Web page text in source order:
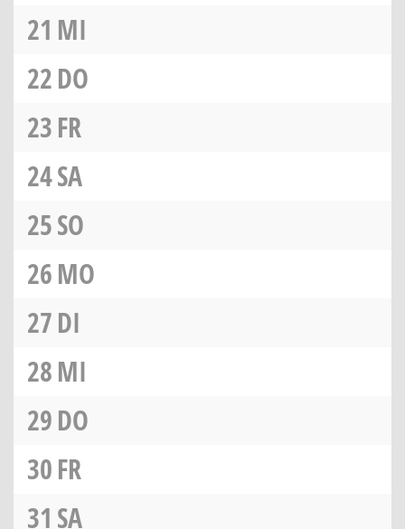
21 MI
22DO
23FR
24SA
25SO
26MO
27DI
28MI
29DO
30FR
31 SA